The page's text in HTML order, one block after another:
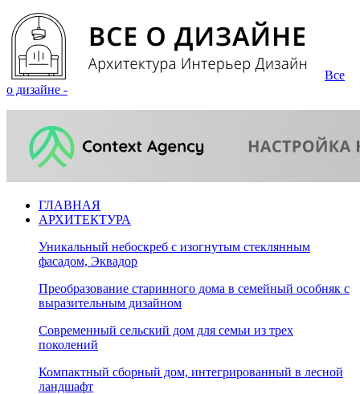
Все
о дизайне -
ГЛАВНАЯ
АРХИТЕКТУРА
Уникальный небоскреб с изогнутым стеклянным
фасадом, Эквадор
Преобразование старинного дома в семейный особняк с
выразительным дизайном
Современный сельский дом для семьи из трех
поколений
Компактный сборный дом, интегрированный в лесной
ландшафт